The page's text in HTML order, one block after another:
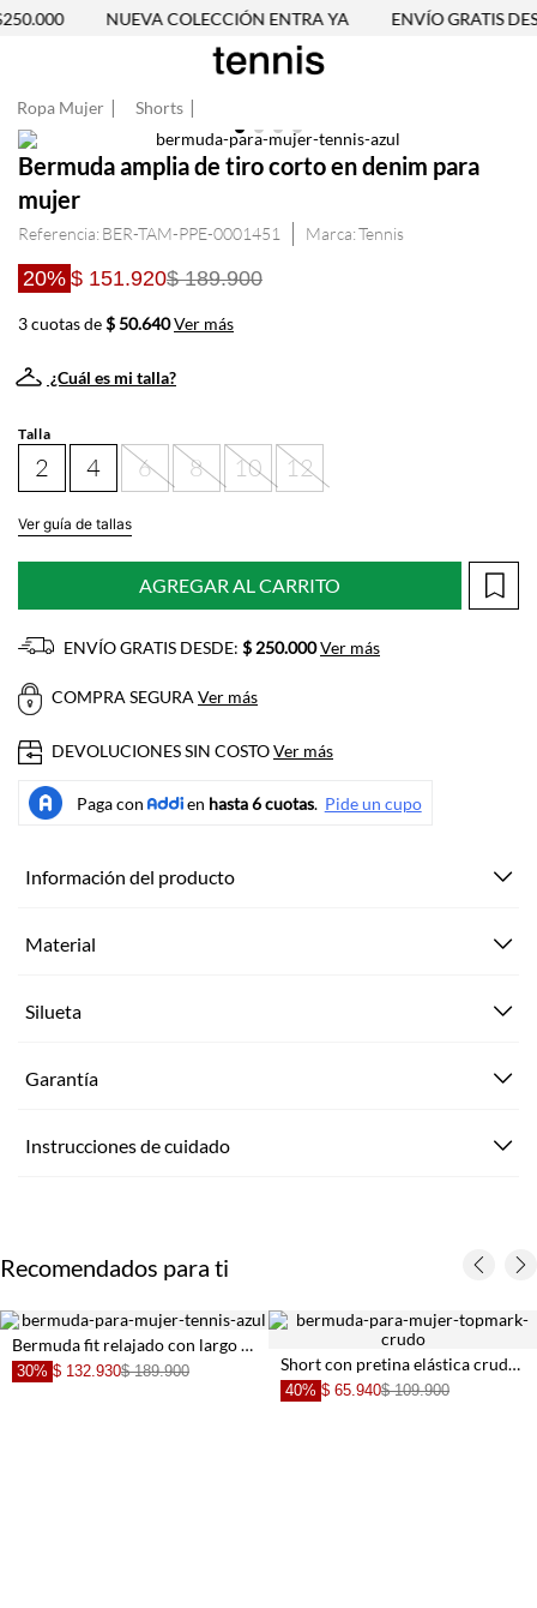
NUEVA COLECCIÓN ENTRA YA ENVÍO GRATIS
Ropa Mujer Shorts
Bermuda amplia de tiro corto en denim para
mujer
Referencia: BER-TAM-PPE-0001451 Tennis
20% $ 151.920$ 189.900
3 cuotas de$ 50.640Ver más
¿Cuál es mi talla?
Talla
2 4 6 8 10 12
Ver guía de tallas
AGREGAR AL CARRITO
ENVÍO GRATIS DESDE: $ 250.000Ver más
COMPRA SEGURA Ver más
DEVOLUCIONES SIN COSTOVer más
Información del producto
Material
Silueta
Garantía
Instrucciones de cuidado
Recomendados para ti
Bermuda fit relajado con largo a la rodilla en algodón azul para mujer
30% $ 132.930$ 189.900 Short con pretina elástica crudo con diseño limpio para mujer
40% $ 65.940$ 109.900